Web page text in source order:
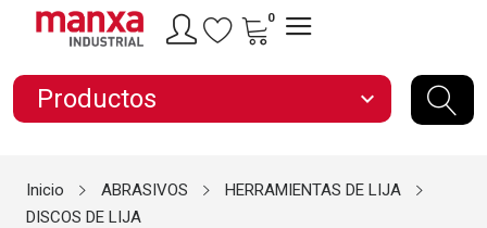
0
Productos expand_more
Inicio ABRASIVOS
HERRAMIENTAS DE LIJA
DISCOS DE LIJA